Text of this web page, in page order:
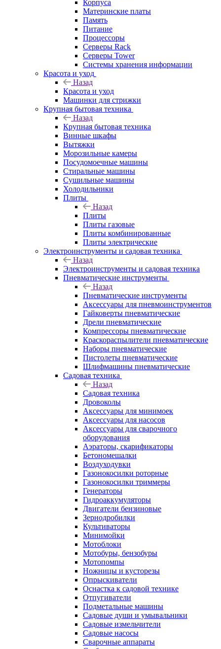
Корпуса
Материнские платы
Память
Питание
Процессоры
Серверы Rack
Серверы Tower
Системы хранения информации
Красота и уход
Назад
Красота и уход
Машинки для стрижки
Крупная бытовая техника
Назад
Крупная бытовая техника
Винные шкафы
Вытяжки
Морозильные камеры
Посудомоечные машины
Стиральные машины
Сушильные машины
Холодильники
Плиты
Назад
Плиты
Плиты газовые
Плиты комбинированные
Плиты электрические
Электроинструменты и садовая техника
Назад
Электроинструменты и садовая техника
Пневматические инструменты
Назад
Пневматические инструменты
Аксессуары для пневмоинструментов
Гайковерты пневматические
Дрели пневматические
Компрессоры пневматические
Краскораспылители пневматические
Наборы пневматические
Пистолеты пневматические
Шлифмашины пневматические
Садовая техника
Назад
Садовая техника
Дровоколы
Аксессуары для минимоек
Аксессуары для насосов
Аксессуары для сварочного
оборудования
Аэраторы, скарификаторы
Бетономешалки
Воздуходувки
Газонокосилки роторные
Газонокосилки триммеры
Генераторы
Гидроаккумуляторы
Двигатели бензиновые
Зернодробилки
Культиваторы
Минимойки
Мотоблоки
Мотобуры, бензобуры
Мотопомпы
Ножницы и кусторезы
Опрыскиватели
Оснастка к садовой технике
Отпугиватели
Подметальные машины
Садовые души и умывальники
Садовые измельчители
Садовые насосы
Сварочные аппараты